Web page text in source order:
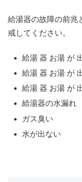
給湯器の故障の前兆
戒してください。
給湯 器 お湯 が
給湯 器 お湯 が
給湯 器 お湯 が
給湯器の水漏れ
ガス臭い
水が出ない